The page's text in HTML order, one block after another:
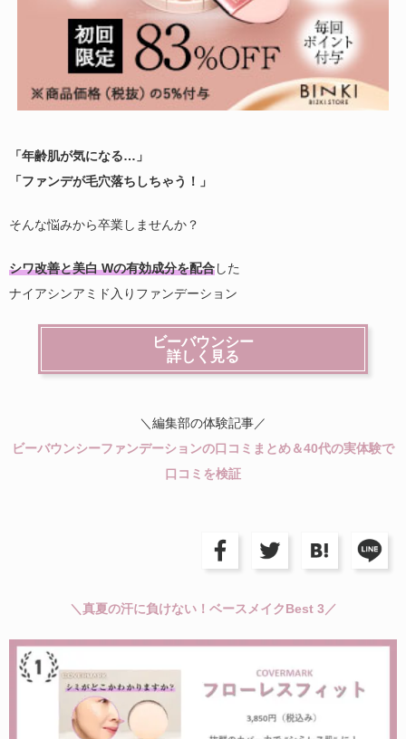
「年齢肌が気になる…」
「ファンデが毛穴落ちしちゃう！」
そんな悩みから卒業しませんか？
シワ改善と美白 Wの有効成分を配合した
ナイアシンアミド入りファンデーション
ビーバウンシー
詳しく見る
＼編集部の体験記事／
ビーバウンシーファンデーションの口コミまとめ＆40代の実体験で
口コミを検証
＼真夏の汗に負けない！ベースメイクBest 3／